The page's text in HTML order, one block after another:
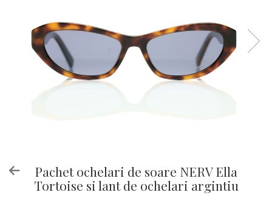
Bratari
Coliere
Pachet ochelari de soare NERV Ella
Tortoise si lant de ochelari argintiu